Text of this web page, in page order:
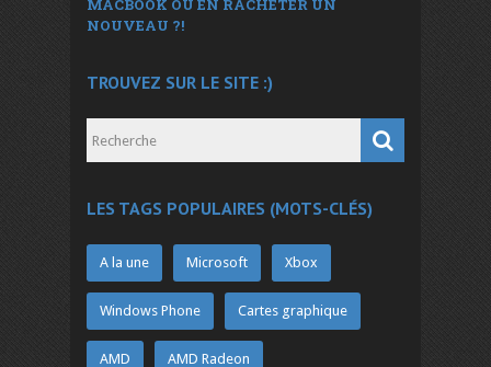
MACBOOK OU EN RACHETER UN
NOUVEAU ?!
TROUVEZ SUR LE SITE :)
LES TAGS POPULAIRES (MOTS-CLÉS)
A la une Microsoft Xbox
Windows Phone Cartes graphique
AMD AMD Radeon